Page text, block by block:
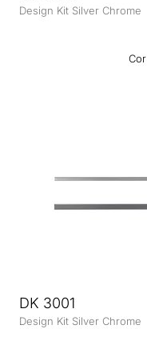
Design Kit Silver Chrome
Cor
DK 3001
Design Kit Silver Chrome